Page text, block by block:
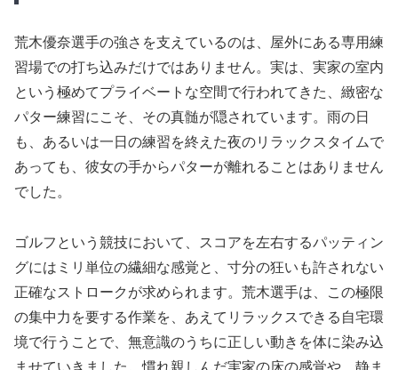
荒木優奈選手の強さを支えているのは、屋外にある専用練
習場での打ち込みだけではありません。実は、実家の室内
という極めてプライベートな空間で行われてきた、緻密な
パター練習にこそ、その真髄が隠されています。雨の日
も、あるいは一日の練習を終えた夜のリラックスタイムで
あっても、彼女の手からパターが離れることはありません
でした。
ゴルフという競技において、スコアを左右するパッティン
グにはミリ単位の繊細な感覚と、寸分の狂いも許されない
正確なストロークが求められます。荒木選手は、この極限
の集中力を要する作業を、あえてリラックスできる自宅環
境で行うことで、無意識のうちに正しい動きを体に染み込